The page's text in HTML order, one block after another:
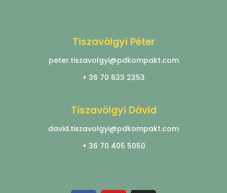
Tiszavölgyi Péter
peter.tiszavolgyi@pdkompakt.com
+ 36 70 633 2353
Tiszavölgyi Dávid
david.tiszavolgyi@pdkompakt.com
+ 36 70 405 5050